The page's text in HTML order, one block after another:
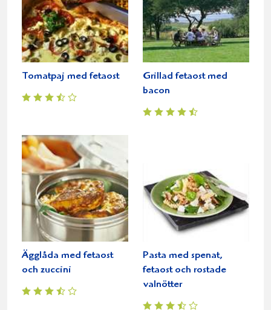
Tomatpaj med fetaost
Grillad fetaost med
bacon
Ägglåda med fetaost
och zuccini
Pasta med spenat,
fetaost och rostade
valnötter